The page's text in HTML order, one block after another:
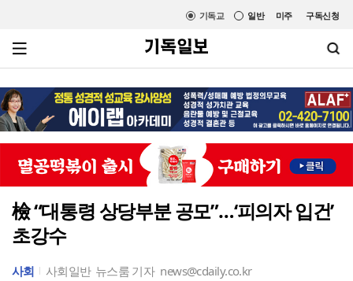
미주 구독신청
일반
기독교
檢 “대통령 상당부분 공모”…‘피의자 입건’
초강수
사회 사회일반 뉴스룸 기자 news@cdaily.co.kr